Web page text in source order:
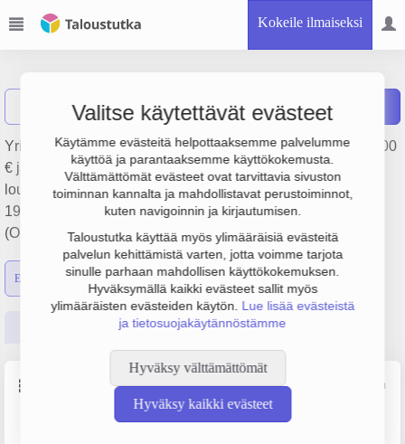
Kokeile ilmaiseksi
Valitse käytettävät evästeet
Käytämme evästeitä helpottaaksemme palvelumme
käyttöä ja parantaaksemme käyttökokemusta.
Välttämättömät evästeet ovat tarvittavia sivuston
toiminnan kannalta ja mahdollistavat perustoiminnot,
kuten navigoinnin ja kirjautumisen.
Taloustutka käyttää myös ylimääräisiä evästeitä
palvelun kehittämistä varten, jotta voimme tarjota
sinulle parhaan mahdollisen käyttökokemuksen.
Hyväksymällä kaikki evästeet sallit myös
ylimääräisten evästeiden käytön. Lue lisää evästeistä
ja tietosuojakäytännöstämme
Hyväksy välttämättömät
Hyväksy kaikki evästeet
Näytä haku Junttan Oy Raportit
Yrityksen Junttan Oy liikevaihto on 44.7 milj. €, tulos -395 000
€ ja henkilöstömäärä 160. Sen päätoimiala on Kaivos-,
louhinta- ja rakennuskoneiden valmistus, perustamisvuosi
1978 ja sijainti Kuopio. Yrityksen yhtiömuoto Osakeyhtiö
(OY).
Emon luvut Konsernin luvut
Tilinpäätösluvut Päättäjätiedot
Perustiedot Lähde: YTJ, PRH, Traficom
Henkilöstömäärä